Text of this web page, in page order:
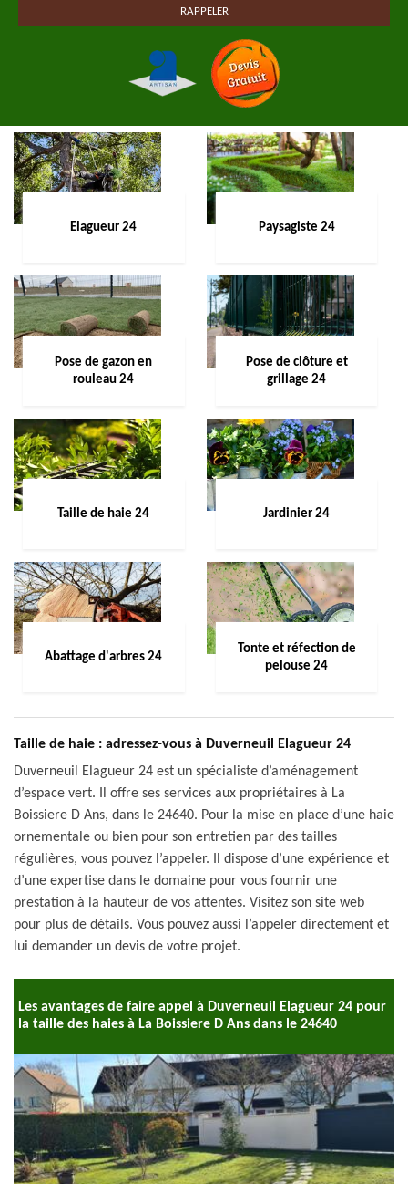
Elagueur 24 Paysagiste 24
Pose de gazon en
rouleau 24
Pose de clôture et
grillage 24
Taille de haie 24 Jardinier 24
Abattage d'arbres 24
Tonte et réfection de
pelouse 24
Taille de haie : adressez-vous à Duverneuil Elagueur 24
Duverneuil Elagueur 24 est un spécialiste d’aménagement
d’espace vert. Il offre ses services aux propriétaires à La
Boissiere D Ans, dans le 24640. Pour la mise en place d’une haie
ornementale ou bien pour son entretien par des tailles
régulières, vous pouvez l’appeler. Il dispose d’une expérience et
d’une expertise dans le domaine pour vous fournir une
prestation à la hauteur de vos attentes. Visitez son site web
pour plus de détails. Vous pouvez aussi l’appeler directement et
lui demander un devis de votre projet.
Les avantages de faire appel à Duverneuil Elagueur 24 pour
la taille des haies à La Boissiere D Ans dans le 24640